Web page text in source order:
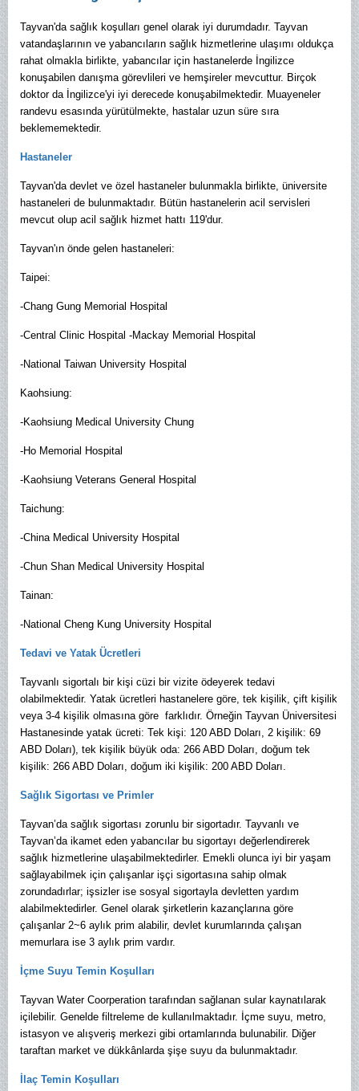
Tayvan'da sağlık koşulları genel olarak iyi durumdadır. Tayvan
vatandaşlarının ve yabancıların sağlık hizmetlerine ulaşımı oldukça
rahat olmakla birlikte, yabancılar için hastanelerde İngilizce
konuşabilen danışma görevlileri ve hemşireler mevcuttur. Birçok
doktor da İngilizce'yi iyi derecede konuşabilmektedir. Muayeneler
randevu esasında yürütülmekte, hastalar uzun süre sıra
beklememektedir.
Hastaneler
Tayvan'da devlet ve özel hastaneler bulunmakla birlikte, üniversite
hastaneleri de bulunmaktadır. Bütün hastanelerin acil servisleri
mevcut olup acil sağlık hizmet hattı 119'dur.
Tayvan'ın önde gelen hastaneleri:
Taipei:
-Chang Gung Memorial Hospital
-Central Clinic Hospital -Mackay Memorial Hospital
-National Taiwan University Hospital
Kaohsiung:
-Kaohsiung Medical University Chung
-Ho Memorial Hospital
-Kaohsiung Veterans General Hospital
Taichung:
-China Medical University Hospital
-Chun Shan Medical University Hospital
Tainan:
-National Cheng Kung University Hospital
Tedavi ve Yatak Ücretleri
Tayvanlı sigortalı bir kişi cüzi bir vizite ödeyerek tedavi
olabilmektedir. Yatak ücretleri hastanelere göre, tek kişilik, çift kişilik
veya 3-4 kişilik olmasına göre farklıdır. Örneğin Tayvan Üniversitesi
Hastanesinde yatak ücreti: Tek kişi: 120 ABD Doları, 2 kişilik: 69
ABD Doları), tek kişilik büyük oda: 266 ABD Doları, doğum tek
kişilik: 266 ABD Doları, doğum iki kişilik: 200 ABD Doları.
Sağlık Sigortası ve Primler
Tayvan’da sağlık sigortası zorunlu bir sigortadır. Tayvanlı ve
Tayvan’da ikamet eden yabancılar bu sigortayı değerlendirerek
sağlık hizmetlerine ulaşabilmektedirler. Emekli olunca iyi bir yaşam
sağlayabilmek için çalışanlar işçi sigortasına sahip olmak
zorundadırlar; işsizler ise sosyal sigortayla devletten yardım
alabilmektedirler. Genel olarak şirketlerin kazançlarına göre
çalışanlar 2~6 aylık prim alabilir, devlet kurumlarında çalışan
memurlara ise 3 aylık prim vardır.
İçme Suyu Temin Koşulları
Tayvan Water Coorperation tarafından sağlanan sular kaynatılarak
içilebilir. Genelde filtreleme de kullanılmaktadır. İçme suyu, metro,
istasyon ve alışveriş merkezi gibi ortamlarında bulunabilir. Diğer
taraftan market ve dükkânlarda şişe suyu da bulunmaktadır.
İlaç Temin Koşulları